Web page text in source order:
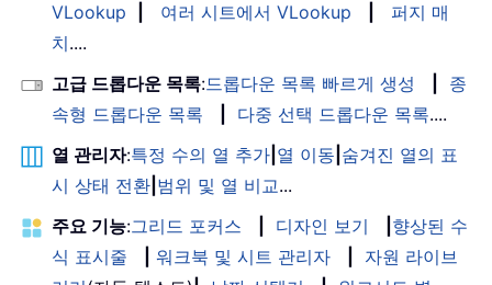
VLookup
여러 시트에서 VLookup
퍼지 매
치....
고급 드롭다운 목록:드롭다운 목록 빠르게 생성
종
속형 드롭다운 목록
다중 선택 드롭다운 목록....
열 관리자:특정 수의 열 추가 열 이동 숨겨진 열의 표
시 상태 전환 범위 및 열 비교...
주요 기능:그리드 포커스 디자인 보기
향상된 수
식 표시줄
워크북 및 시트 관리자
자원 라이브